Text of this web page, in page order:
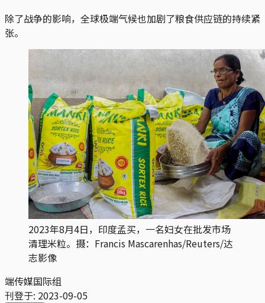
除了战争的影响，全球极端气候也加剧了粮食供应链的持续紧
张。
2023年8月4日，印度孟买，一名妇女在批发市场
清理米粒。摄：Francis Mascarenhas/Reuters/达
志影像
端传媒国际组
刊登于: 2023-09-05